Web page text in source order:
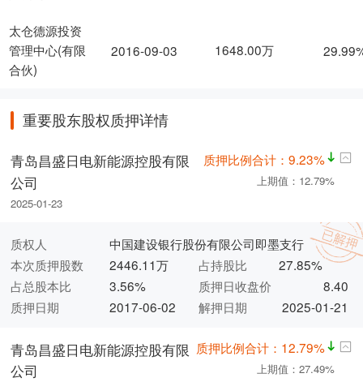
太仓德源投资
管理中心(有限
合伙)
2016-09-03 1648.00万
重要股东股权质押详情
青岛昌盛日电新能源控股有限
公司
2025-01-23
质押比例合计：9.23%
上期值：12.79%
质权人
中国建设银行股份有限公司即墨支行
本次质押股数
2446.11万 占持股比
27.85%
占总股本比
3.56% 质押日收盘价
8.40
质押日期
2017-06-02 解押日期 2025-01-21
青岛昌盛日电新能源控股有限
公司
质押比例合计：12.79%
上期值：27.49%